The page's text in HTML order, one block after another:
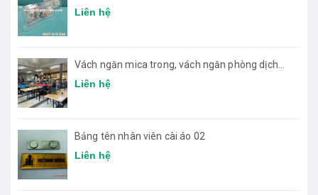
Liên hệ
Vách ngăn mica trong, vách ngăn phòng dịch
bệnh
Liên hệ
Bảng tên nhân viên cài áo 02
Liên hệ